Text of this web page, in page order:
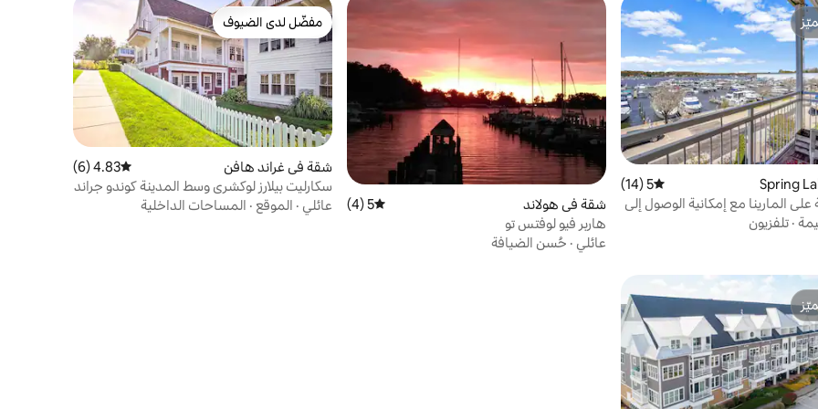
متوسط التقييم 5 من 5، 14 مراجعات
5 (14)
على المارينا مع إمكانية الوصول إلى
· تلفزيون
شقة في هولاند متوسط التقييم 5 من 5، 4 مراجعات
5 (4)
هاربر فيو لوفتس تو
عائلي · حُسن الضيافة
مفضّل لدى الضيوف
مفضّل لدى الضيوف
شقة في غراند هافن متوسط التقييم 4.83 من 5، 6 مراجعات
4.83 (6)
سكارليت بيلارز لوكشري وسط المدينة كوندو جراند
هافن
عائلي · الموقع · المساحات الداخلية